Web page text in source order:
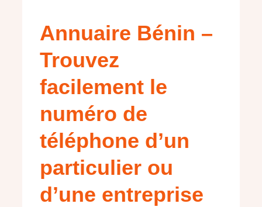
Annuaire Bénin –
Trouvez
facilement le
numéro de
téléphone d’un
particulier ou
d’une entreprise